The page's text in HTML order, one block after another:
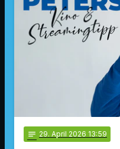
notes 29. April 2026 13:59